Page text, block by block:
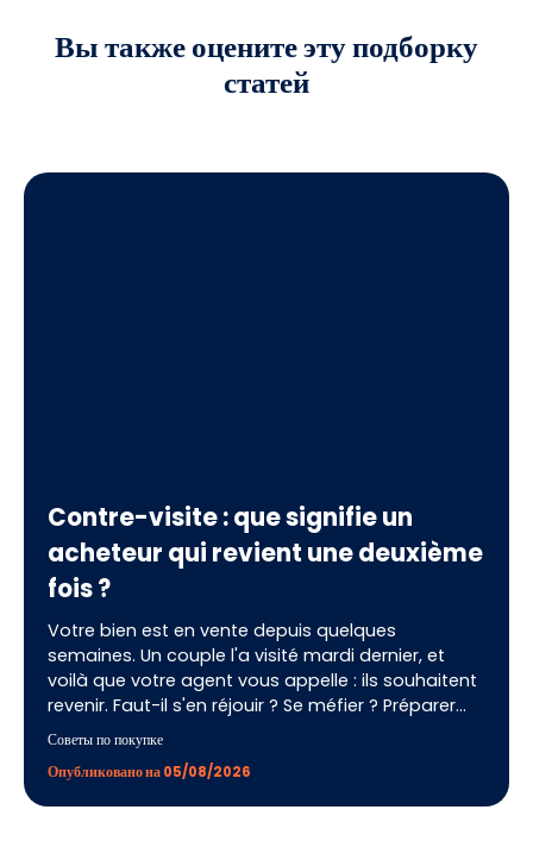
Вы также оценитеэту подборку
статей
Contre-visite : que signifie un
acheteur qui revient une deuxième
fois ?
Votre bien est en vente depuis quelques
semaines. Un couple l'a visité mardi dernier, et
voilà que votre agent vous appelle : ils souhaitent
revenir. Faut-il s'en réjouir ? Se méfier ? Préparer
quelque chose de particulier ? La contre-visite est
l'un des signaux les plus forts d'un processus de
vente immobilière, et pourtant, beaucoup de
vendeurs ne savent pas comment l'interpréter ni
Советы по покупке
Опубликовано на 05/08/2026